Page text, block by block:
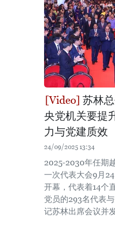
苏林
央党机关要提
力与党建质效
24/09/2025 13:34
2025-2030年任期
一次代表大会9月
开幕，代表着14个
党员的293名代表
记苏林出席会议并